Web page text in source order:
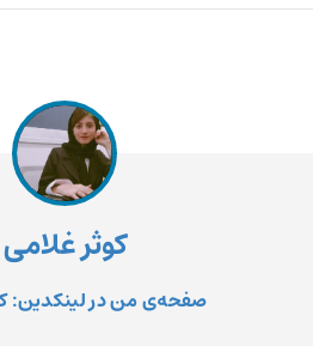
کوثر غلامی
صفحه‌ی من در لینکدین: